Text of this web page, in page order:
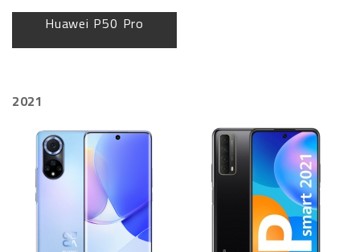
Huawei P50 Pro
2021